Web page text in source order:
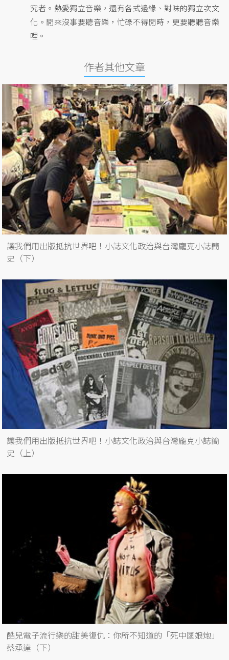
究者。熱愛獨立音樂，還有各式邊緣、對味的獨立次文
化。閒來沒事要聽音樂，忙碌不得閒時，更要聽聽音樂
哩。
作者其他文章
讓我們用出版抵抗世界吧！小誌文化政治與台灣龐克小誌簡
史（下）
讓我們用出版抵抗世界吧！小誌文化政治與台灣龐克小誌簡
史（上）
酷兒電子流行樂的甜美復仇：你所不知道的「死中國娘炮」
蔡承達（下）